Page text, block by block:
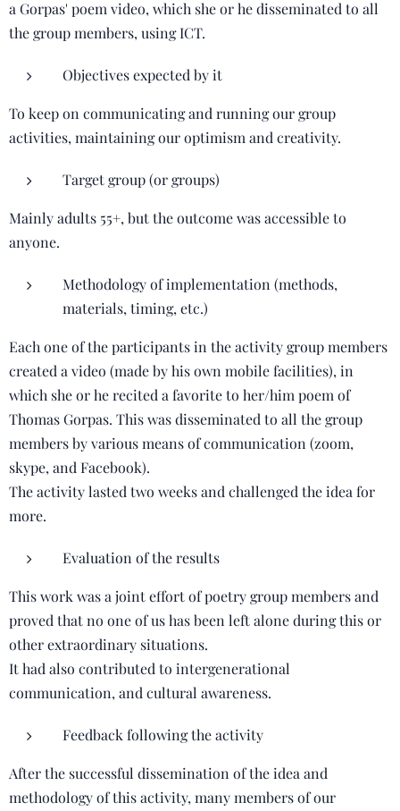
a Gorpas' poem video, which she or he disseminated to all
the group members, using ICT.
Objectives expected by it
To keep on communicating and running our group
activities, maintaining our optimism and creativity.
Target group (or groups)
Mainly adults 55+, but the outcome was accessible to
anyone.
Methodology of implementation (methods,
materials, timing, etc.)
Each one of the participants in the activity group members
created a video (made by his own mobile facilities), in
which she or he recited a favorite to her/him poem of
Thomas Gorpas. This was disseminated to all the group
members by various means of communication (zoom,
skype, and Facebook).
The activity lasted two weeks and challenged the idea for
more.
Evaluation of the results
This work was a joint effort of poetry group members and
proved that no one of us has been left alone during this or
other extraordinary situations.
It had also contributed to intergenerational
communication, and cultural awareness.
Feedback following the activity
After the successful dissemination of the idea and
methodology of this activity, many members of our